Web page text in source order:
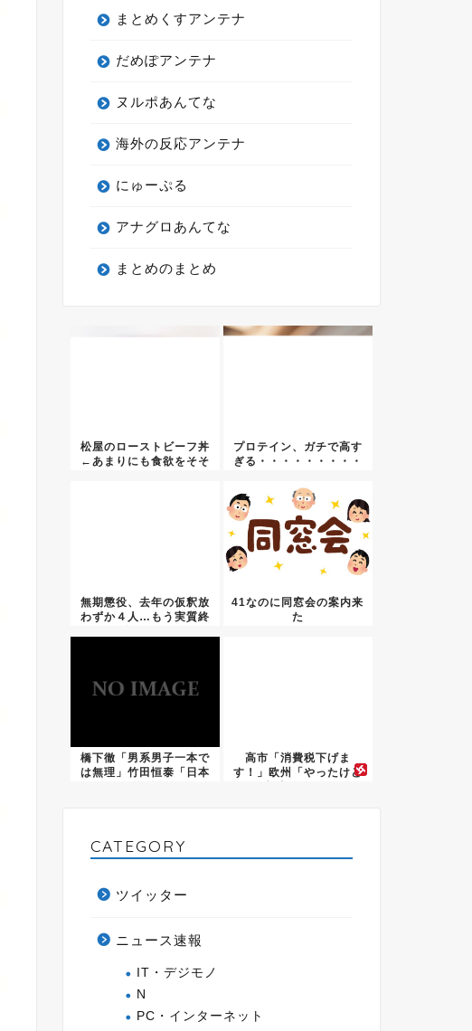
まとめくすアンテナ
だめぽアンテナ
ヌルポあんてな
海外の反応アンテナ
にゅーぷる
アナグロあんてな
まとめのまとめ
松屋のローストビーフ丼
←あまりにも食欲をそそ
プロテイン、ガチで高す
ぎる・・・・・・・・・
無期懲役、去年の仮釈放
わずか４人…もう実質終
41なのに同窓会の案内来
た
橋下徹「男系男子一本で
は無理」竹田恒泰「日本
高市「消費税下げま
す！」欧州「やったけど
CATEGORY
ツイッター
ニュース速報
IT・デジモノ
N
PC・インターネット